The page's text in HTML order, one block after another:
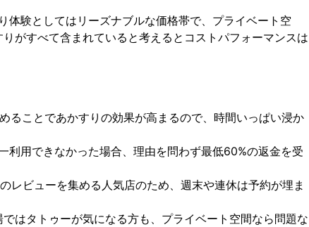
体験としてはリーズナブルな価格帯で、プライベート空
がすべて含まれていると考えるとコストパフォーマンスは
ることであかすりの効果が高まるので、時間いっぱい浸か
利用できなかった場合、理由を問わず最低60%の返金を受
レビューを集める人気店のため、週末や連休は予約が埋ま
ではタトゥーが気になる方も、プライベート空間なら問題な